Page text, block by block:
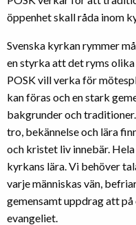
öppenhet skall råda inom
Svenska kyrkan rymmer
en styrka att det ryms
POSK vill verka för
kan föras och en stark
bakgrunder och
tro, bekännelse och lära
och kristet liv innebär.
kyrkans lära. Vi behöver
varje människas vän,
gemensamt uppdrag att
evangeliet.